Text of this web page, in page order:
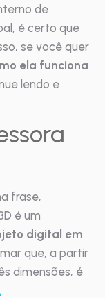
de
é certo que
se você quer
ela funciona
lendo e
frase,
é um
digital em
que, a partir
dimensões, é